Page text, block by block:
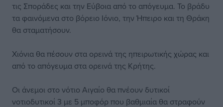
τις Σποράδες και την Εύβοια από το απόγευμα. Το βράδυ
τα φαινόμενα στο βόρειο Ιόνιο, την Ήπειρο και τη Θράκη
θα σταματήσουν.
Χιόνια θα πέσουν στα ορεινά της ηπειρωτικής χώρας και
από το απόγευμα στα ορεινά της Κρήτης.
Οι άνεμοι στο νότιο Αιγαίο θα πνέουν δυτικοί
νοτιοδυτικοί 3 με 5 μποφόρ που βαθμιαία θα στραφούν